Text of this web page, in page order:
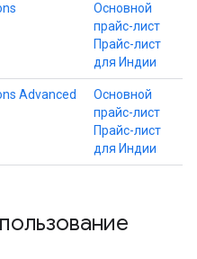
Основной
прайс-лист
Прайс-лист
для Индии
Advanced
Основной
прайс-лист
Прайс-лист
для Индии